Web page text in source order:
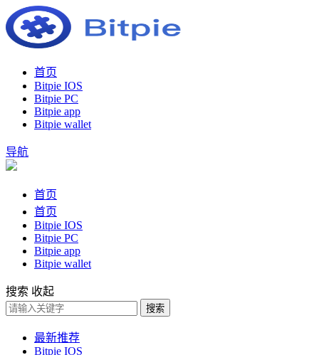
首页
Bitpie IOS
Bitpie PC
Bitpie app
Bitpie wallet
导航
首页
首页
Bitpie IOS
Bitpie PC
Bitpie app
Bitpie wallet
搜索 收起
搜索
最新推荐
Bitpie IOS